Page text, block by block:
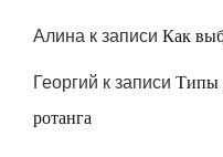
Алина к записи Как
Георгий к записи Типы
ротанга